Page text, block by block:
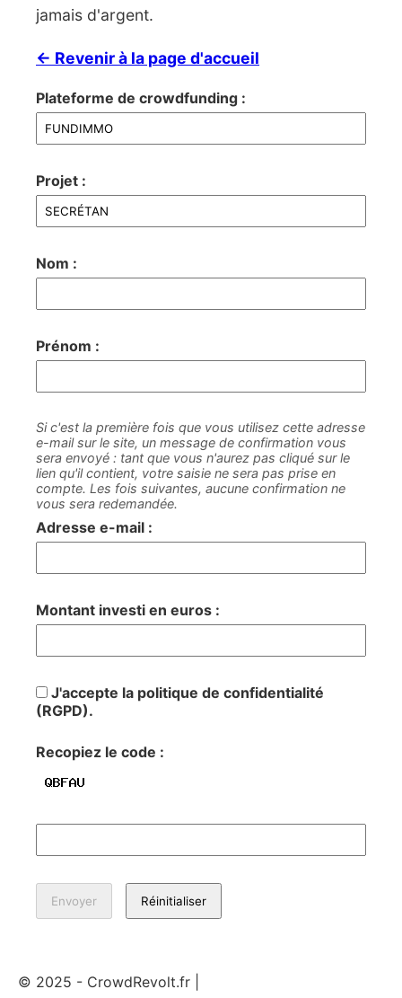
jamais d'argent.
← Revenir à la page d'accueil
Plateforme de crowdfunding :
Projet :
Nom :
Prénom :
Si c'est la première fois que vous utilisez cette adresse
e-mail sur le site, un message de confirmation vous
sera envoyé : tant que vous n'aurez pas cliqué sur le
lien qu'il contient, votre saisie ne sera pas prise en
compte. Les fois suivantes, aucune confirmation ne
vous sera redemandée.
Adresse e-mail :
Montant investi en euros :
J'accepte la politique de confidentialité
(RGPD).
Recopiez le code :
© 2025 - CrowdRevolt.fr |